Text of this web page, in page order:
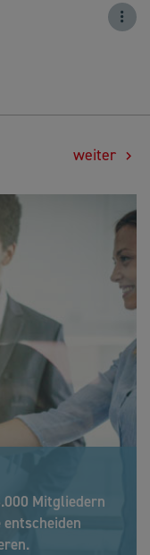
weiter
Mitgliedern